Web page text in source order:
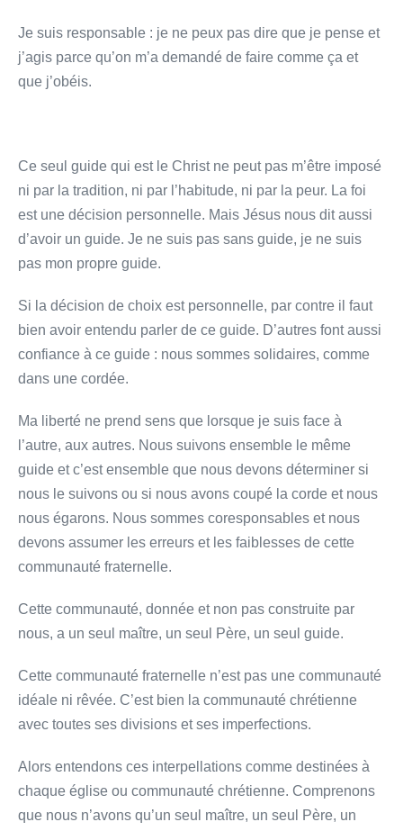
Je suis responsable : je ne peux pas dire que je pense et
j’agis parce qu’on m’a demandé de faire comme ça et
que j’obéis.
Ce seul guide qui est le Christ ne peut pas m’être imposé
ni par la tradition, ni par l’habitude, ni par la peur. La foi
est une décision personnelle. Mais Jésus nous dit aussi
d’avoir un guide. Je ne suis pas sans guide, je ne suis
pas mon propre guide.
Si la décision de choix est personnelle, par contre il faut
bien avoir entendu parler de ce guide. D’autres font aussi
confiance à ce guide : nous sommes solidaires, comme
dans une cordée.
Ma liberté ne prend sens que lorsque je suis face à
l’autre, aux autres. Nous suivons ensemble le même
guide et c’est ensemble que nous devons déterminer si
nous le suivons ou si nous avons coupé la corde et nous
nous égarons. Nous sommes coresponsables et nous
devons assumer les erreurs et les faiblesses de cette
communauté fraternelle.
Cette communauté, donnée et non pas construite par
nous, a un seul maître, un seul Père, un seul guide.
Cette communauté fraternelle n’est pas une communauté
idéale ni rêvée. C’est bien la communauté chrétienne
avec toutes ses divisions et ses imperfections.
Alors entendons ces interpellations comme destinées à
chaque église ou communauté chrétienne. Comprenons
que nous n’avons qu’un seul maître, un seul Père, un